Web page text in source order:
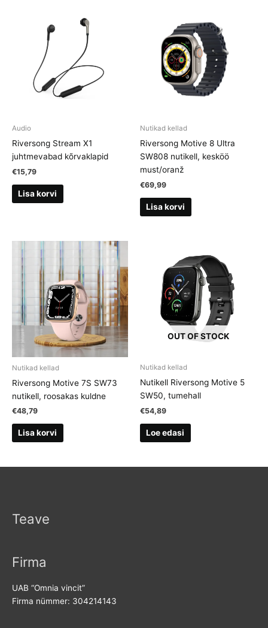
Audio
Riversong Stream X1
juhtmevabad kõrvaklapid
€15,79
Lisa korvi
Nutikad kellad
Riversong Motive 8 Ultra
SW808 nutikell, kesköö
must/oranž
€69,99
Lisa korvi
Nutikad kellad
Riversong Motive 7S SW73
nutikell, roosakas kuldne
€48,79
Lisa korvi
OUT OF STOCK
Nutikad kellad
Nutikell Riversong Motive 5
SW50, tumehall
€54,89
Loe edasi
Teave
Firma
UAB “Omnia vincit”
Firma nümmer: 304214143